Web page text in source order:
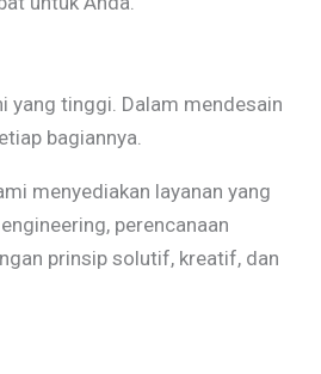
yang tinggi. Dalam mendesain
bagiannya.
menyediakan layanan yang
perencanaan
prinsip solutif, kreatif, dan